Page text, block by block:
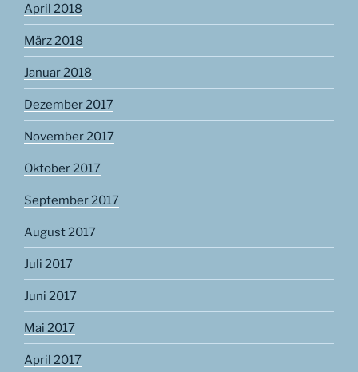
April 2018
März 2018
Januar 2018
Dezember 2017
November 2017
Oktober 2017
September 2017
August 2017
Juli 2017
Juni 2017
Mai 2017
April 2017